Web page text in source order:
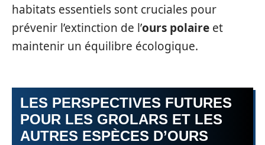
habitats essentiels sont cruciales pour
prévenir l’extinction de l’ours polaire et
maintenir un équilibre écologique.
LES PERSPECTIVES FUTURES
POUR LES GROLARS ET LES
AUTRES ESPÈCES D’OURS